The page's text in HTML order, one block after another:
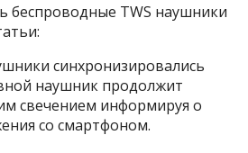
беспроводные TWS наушники
синхронизировались
наушник продолжит
свечением информируя о
со смартфоном.